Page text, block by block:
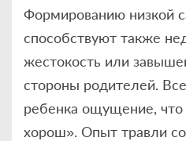
Формированию низкой
способствуют также
жестокость или
стороны родителей.
ребенка ощущение, что
хорош». Опыт травли